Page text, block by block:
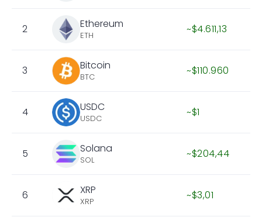
2 Ethereum
ETH ~$4.611,13
3 Bitcoin
BTC ~$110.960
4 USDC
USDC ~$1
5 Solana
SOL ~$204,44
6 XRP
XRP ~$3,01